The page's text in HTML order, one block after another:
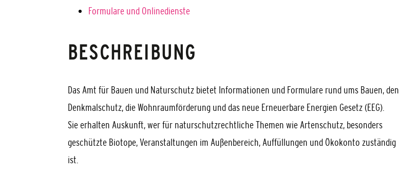
Formulare und Onlinedienste
BESCHREIBUNG
Das Amt für Bauen und Naturschutz bietet Informationen und Formulare rund ums Bauen, den
Denkmalschutz, die Wohnraumförderung und das neue Erneuerbare Energien Gesetz (EEG).
Sie erhalten Auskunft, wer für naturschutzrechtliche Themen wie Artenschutz, besonders
geschützte Biotope, Veranstaltungen im Außenbereich, Auffüllungen und Ökokonto zuständig
ist.